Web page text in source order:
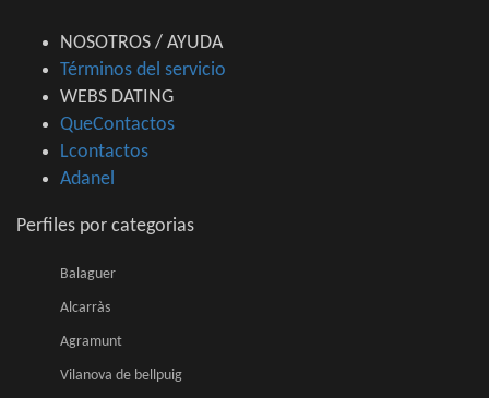
NOSOTROS / AYUDA
Términos del servicio
WEBS DATING
QueContactos
Lcontactos
Adanel
Perfiles por categorias
Balaguer
Alcarràs
Agramunt
Vilanova de bellpuig